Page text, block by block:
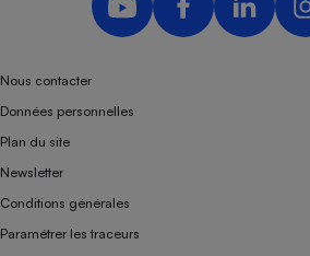
Nous contacter
Données personnelles
Plan du site
Newsletter
Conditions générales
Paramétrer les traceurs